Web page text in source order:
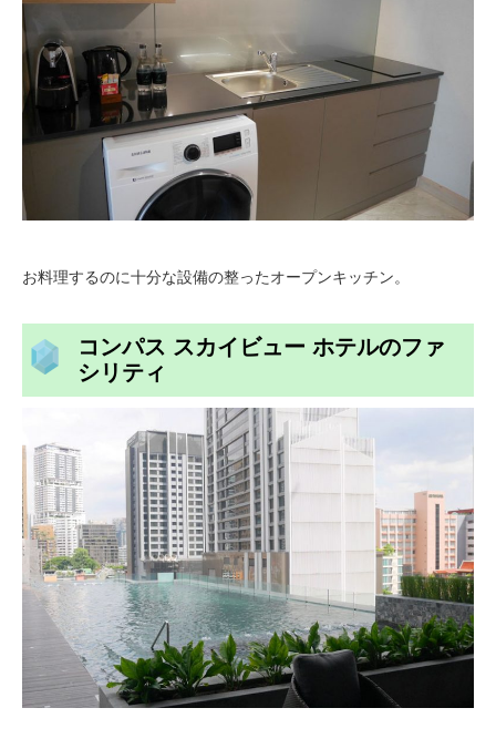
お料理するのに十分な設備の整ったオープンキッチン。
コンパス スカイビュー ホテルのファ
シリティ